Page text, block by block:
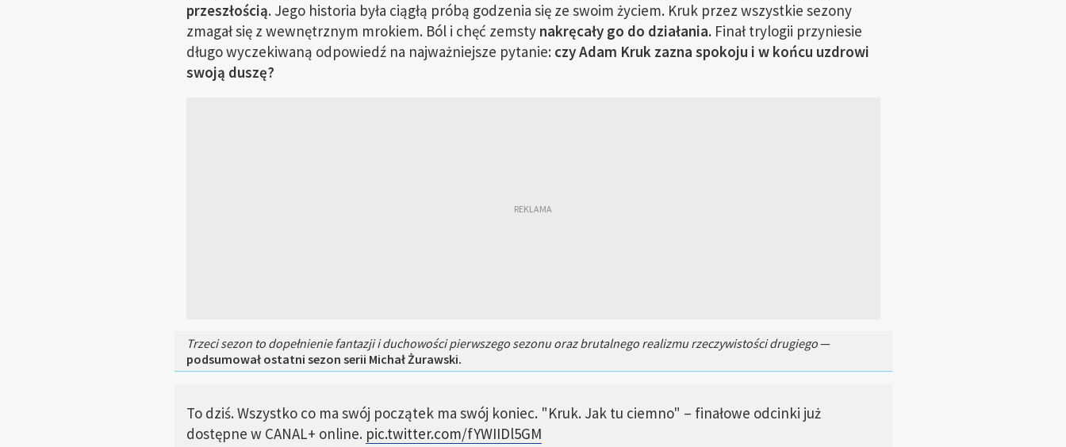
przeszłością. Jego historia była ciągłą próbą godzenia się ze swoim życiem. Kruk przez wszystkie sezony
zmagał się z wewnętrznym mrokiem. Ból i chęć zemstynakręcały go do działania.Finał trylogii przyniesie
długo wyczekiwaną odpowiedź na najważniejsze pytanie: czy Adam Kruk zazna spokoju i w końcu uzdrowi
swoją duszę?
Trzeci sezon to dopełnienie fantazji i duchowości pierwszego sezonu oraz brutalnego realizmu rzeczywistości drugiego—
podsumował ostatni sezon serii Michał Żurawski.
To dziś. Wszystko co ma swój początek ma swój koniec. "Kruk. Jak tu ciemno" – finałowe odcinki już
dostępne w CANAL+ online. pic.twitter.com/fYWIIDl5GM